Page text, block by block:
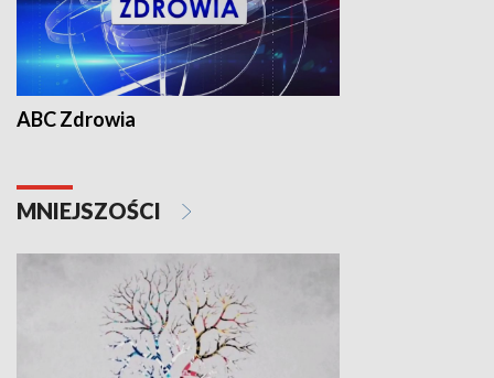
ABC Zdrowia
MNIEJSZOŚCI